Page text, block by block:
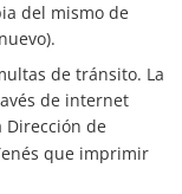
del mismo de
de tránsito. La
de internet
Dirección de
que imprimir